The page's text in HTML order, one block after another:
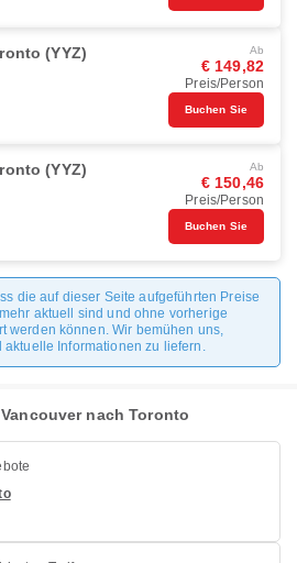
(YYZ) Ab
€ 149,82
Preis/Person
Buchen Sie
(YYZ) Ab
€ 150,46
Preis/Person
Buchen Sie
die auf dieser Seite aufgeführten Preise
aktuell sind und ohne vorherige
werden können. Wir bemühen uns,
Informationen zu liefern.
nach Toronto